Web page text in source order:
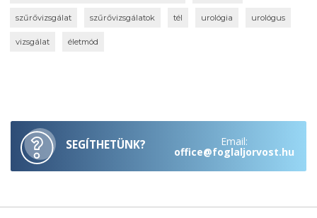
szűrővizsgálat szűrővizsgálatok tél urológia urológus
vizsgálat életmód
SEGÍTHETÜNK? Email:
office@foglaljorvost.hu